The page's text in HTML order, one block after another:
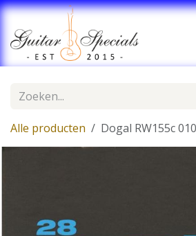
Overslaan naar inhoud
Alle producten Dogal RW155c